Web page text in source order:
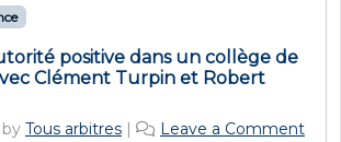
positive dans un collège de
Clément Turpin et Robert
by Tous arbitres | Leave a Comment